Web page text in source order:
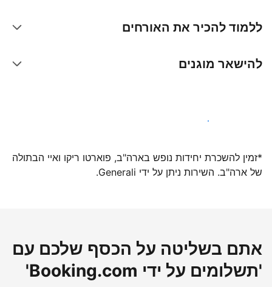
ללמוד להכיר את האורחים
להישאר מוגנים
הצטרפו אלינו עוד היום
*זמין להשכרת יחידות נופש בארה"ב, פוארטו ריקו ואיי הבתולה
של ארה"ב. השירות ניתן על ידי Generali.
אתם בשליטה על הכסף שלכם עם
'תשלומים על ידי Booking.com'